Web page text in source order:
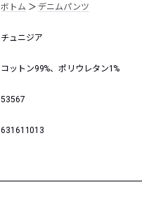
ボトム ＞ デニムパンツ
チュニジア
コットン99%、ポリウレタン1%
53567
631611013